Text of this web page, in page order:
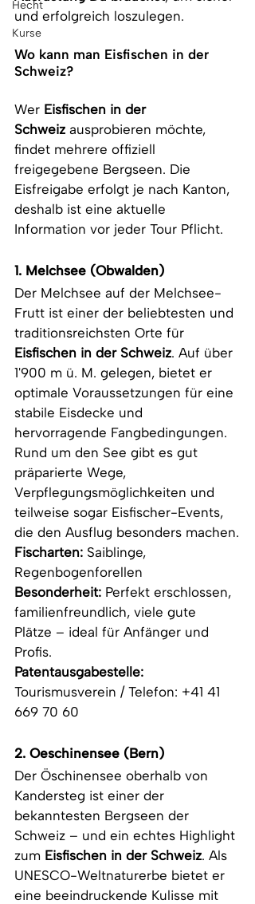
Hecht
Kurse
und erfolgreich loszulegen.
Wo kann man Eisfischen in der
Schweiz?
Wer Eisfischen in der
Schweiz ausprobieren möchte,
findet mehrere offiziell
freigegebene Bergseen. Die
Eisfreigabe erfolgt je nach Kanton,
deshalb ist eine aktuelle
Information vor jeder Tour Pflicht.
1. Melchsee (Obwalden)
Der Melchsee auf der Melchsee-
Frutt ist einer der beliebtesten und
traditionsreichsten Orte für
Eisfischen in der Schweiz. Auf über
1'900 m ü. M. gelegen, bietet er
optimale Voraussetzungen für eine
stabile Eisdecke und
hervorragende Fangbedingungen.
Rund um den See gibt es gut
präparierte Wege,
Verpflegungsmöglichkeiten und
teilweise sogar Eisfischer-Events,
die den Ausflug besonders machen.
Fischarten: Saiblinge,
Regenbogenforellen
Besonderheit: Perfekt erschlossen,
familienfreundlich, viele gute
Plätze – ideal für Anfänger und
Profis.
Patentausgabestelle:
Tourismusverein / Telefon: +41 41
669 70 60
2. Oeschinensee (Bern)
Der Öschinensee oberhalb von
Kandersteg ist einer der
bekanntesten Bergseen der
Schweiz – und ein echtes Highlight
zum Eisfischen in der Schweiz. Als
UNESCO-Weltnaturerbe bietet er
eine beeindruckende Kulisse mit